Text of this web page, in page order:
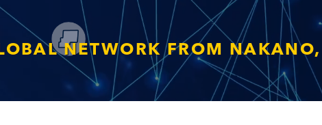
ジェクトに感動と成長をクリエイト